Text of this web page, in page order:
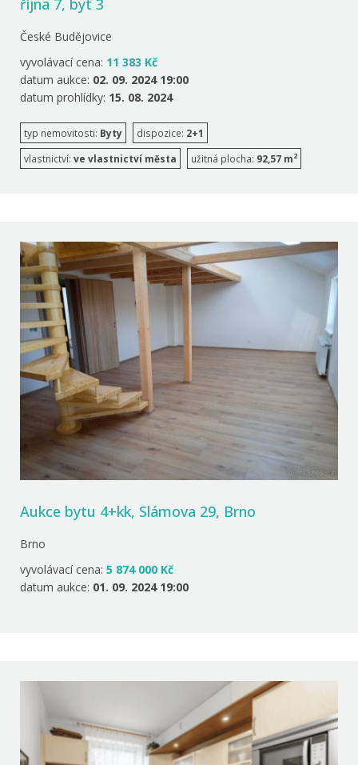
října 7, byt 3
České Budějovice
vyvolávací cena: 11 383 Kč
datum aukce: 02. 09. 2024 19:00
datum prohlídky: 15. 08. 2024
typ nemovitosti: Byty dispozice: 2+1
vlastnictví: ve vlastnictví města užitná plocha: 92,57 m2
Aukce bytu 4+kk, Slámova 29, Brno
Brno
vyvolávací cena: 5 874 000 Kč
datum aukce: 01. 09. 2024 19:00